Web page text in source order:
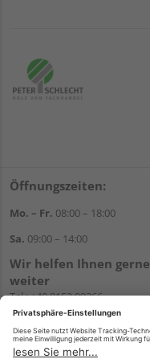
Öffnungszeiten:
Mo. – Fr. 08:00 – 18:00
Sa. 09:00 – 14:00
Wir helfen Ihnen gerne
weiter
Tel.:+49 8152 99266
E-Mail:shop@schlecht.de